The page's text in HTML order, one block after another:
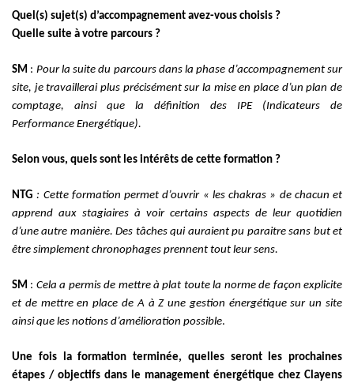
Quel(s) sujet(s) d’accompagnement avez-vous choisis ?
Quelle suite à votre parcours ?
SM : Pour la suite du parcours dans la phase d’accompagnement sur
site, je travaillerai plus précisément sur la mise en place d’un plan de
comptage, ainsi que la définition des IPE (Indicateurs de
Performance Energétique).
Selon vous, quels sont les intérêts de cette formation ?
NTG : Cette formation permet d’ouvrir « les chakras » de chacun et
apprend aux stagiaires à voir certains aspects de leur quotidien
d’une autre manière. Des tâches qui auraient pu paraitre sans but et
être simplement chronophages prennent tout leur sens.
SM : Cela a permis de mettre à plat toute la norme de façon explicite
et de mettre en place de A à Z une gestion énergétique sur un site
ainsi que les notions d’amélioration possible.
Une fois la formation terminée, quelles seront les prochaines
étapes / objectifs dans le management énergétique chez Clayens